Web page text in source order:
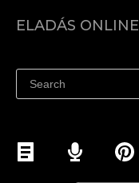
Árkalkuláció
ELADÁS ONLINE
Eladás a Facebookon
Eladás Instagramon